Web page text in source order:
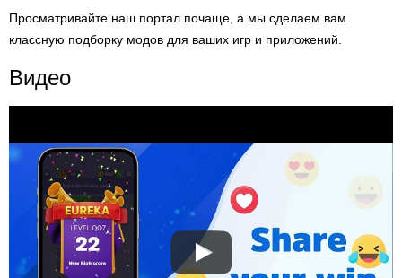
Просматривайте наш портал почаще, а мы сделаем вам
классную подборку модов для ваших игр и приложений.
Видео